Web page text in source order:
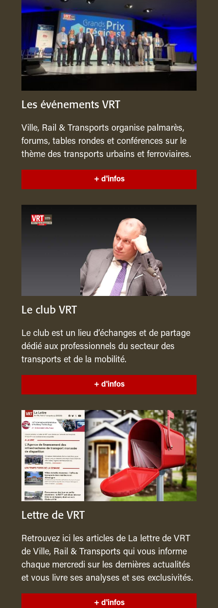
Les événements VRT
Ville, Rail & Transports organise palmarès,
forums, tables rondes et conférences sur le
thème des transports urbains et ferroviaires.
+ d'infos
Le club VRT
Le club est un lieu d’échanges et de partage
dédié aux professionnels du secteur des
transports et de la mobilité.
+ d'infos
Lettre de VRT
Retrouvez ici les articles de La lettre de VRT
de Ville, Rail & Transports qui vous informe
chaque mercredi sur les dernières actualités
et vous livre ses analyses et ses exclusivités.
+ d'infos